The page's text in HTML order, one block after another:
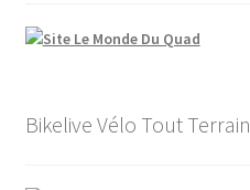
Bikelive Vélo Tout Terrain